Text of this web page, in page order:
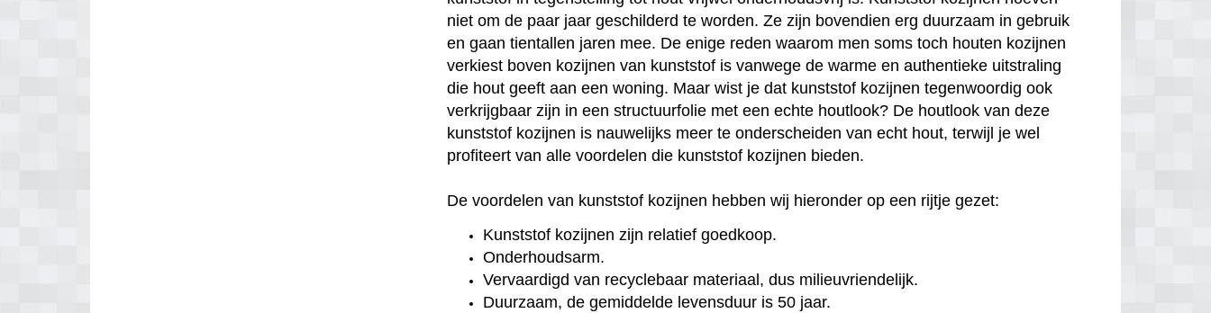
niet om de paar jaar geschilderd te worden. Ze zijn bovendien erg duurzaam in gebruik
en gaan tientallen jaren mee. De enige reden waarom men soms toch houten kozijnen
verkiest boven kozijnen van kunststof is vanwege de warme en authentieke uitstraling
die hout geeft aan een woning. Maar wist je dat kunststof kozijnen tegenwoordig ook
verkrijgbaar zijn in een structuurfolie met een echte houtlook? De houtlook van deze
kunststof kozijnen is nauwelijks meer te onderscheiden van echt hout, terwijl je wel
profiteert van alle voordelen die kunststof kozijnen bieden.
De voordelen van kunststof kozijnen hebben wij hieronder op een rijtje gezet:
Kunststof kozijnen zijn relatief goedkoop.
Onderhoudsarm.
Vervaardigd van recyclebaar materiaal, dus milieuvriendelijk.
Duurzaam, de gemiddelde levensduur is 50 jaar.